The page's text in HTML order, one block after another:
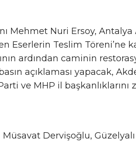
Mehmet Nuri Ersoy, Antalya
Eserlerin Teslim Töreni’ne
ardından caminin
açıklaması yapacak,
ve MHP il başkanlıklarını
Dervişoğlu,